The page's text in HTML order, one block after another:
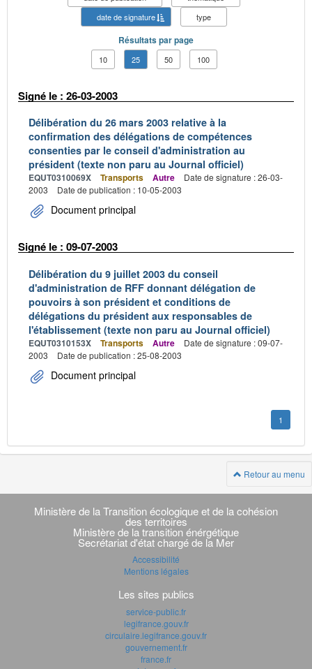
date de signature
type
Résultats par page
10 25 50 100
Signé le : 26-03-2003
Délibération du 26 mars 2003 relative à la
confirmation des délégations de compétences
consenties par le conseil d'administration au
président (texte non paru au Journal officiel)
EQUT0310069X Transports Autre
Date de signature : 26-03-
2003
Date de publication : 10-05-2003
Document principal
Signé le : 09-07-2003
Délibération du 9 juillet 2003 du conseil
d'administration de RFF donnant délégation de
pouvoirs à son président et conditions de
délégations du président aux responsables de
l'établissement (texte non paru au Journal officiel)
EQUT0310153X Transports Autre
Date de signature : 09-07-
2003
Date de publication : 25-08-2003
Document principal
1
Retour au menu
Navigation
transverse
Ministère de la Transition écologique et de la cohésion
des territoires
Ministère de la transition énérgétique
Secrétariat d'état chargé de la Mer
Accessibilité
Mentions légales
Les sites publics
service-public.fr
legifrance.gouv.fr
circulaire.legifrance.gouv.fr
gouvernement.fr
france.fr